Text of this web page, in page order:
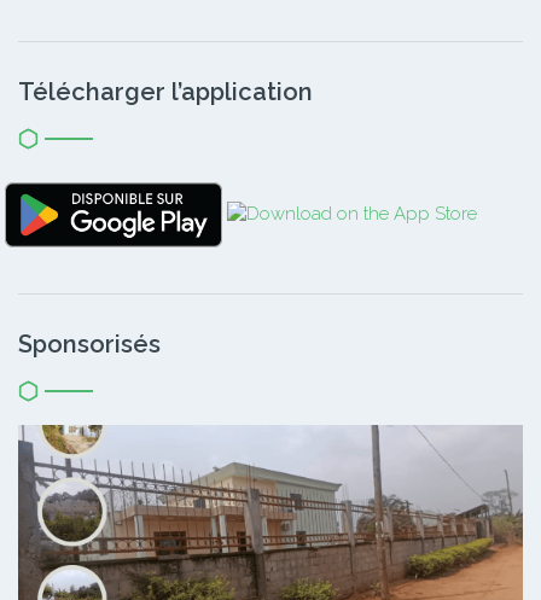
Télécharger l’application
Sponsorisés